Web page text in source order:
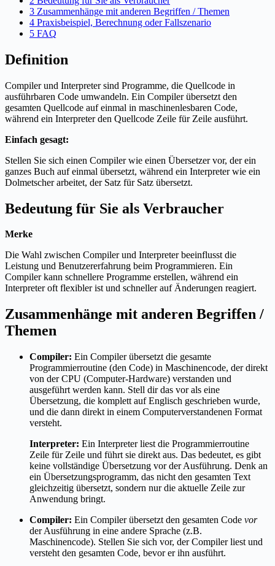
3 Zusammenhänge mit anderen Begriffen / Themen
4 Praxisbeispiel, Berechnung oder Fallszenario
5 FAQ
Definition
Compiler und Interpreter sind Programme, die Quellcode in
ausführbaren Code umwandeln. Ein Compiler übersetzt den
gesamten Quellcode auf einmal in maschinenlesbaren Code,
während ein Interpreter den Quellcode Zeile für Zeile ausführt.
Einfach gesagt:
Stellen Sie sich einen Compiler wie einen Übersetzer vor, der ein
ganzes Buch auf einmal übersetzt, während ein Interpreter wie ein
Dolmetscher arbeitet, der Satz für Satz übersetzt.
Bedeutung für Sie als Verbraucher
Merke
Die Wahl zwischen Compiler und Interpreter beeinflusst die
Leistung und Benutzererfahrung beim Programmieren. Ein
Compiler kann schnellere Programme erstellen, während ein
Interpreter oft flexibler ist und schneller auf Änderungen reagiert.
Zusammenhänge mit anderen Begriffen /
Themen
Compiler: Ein Compiler übersetzt die gesamte
Programmierroutine (den Code) in Maschinencode, der direkt
von der CPU (Computer-Hardware) verstanden und
ausgeführt werden kann. Stell dir das vor als eine
Übersetzung, die komplett auf Englisch geschrieben wurde,
und die dann direkt in einem Computerverstandenen Format
versteht.
Interpreter: Ein Interpreter liest die Programmierroutine
Zeile für Zeile und führt sie direkt aus. Das bedeutet, es gibt
keine vollständige Übersetzung vor der Ausführung. Denk an
ein Übersetzungsprogramm, das nicht den gesamten Text
gleichzeitig übersetzt, sondern nur die aktuelle Zeile zur
Anwendung bringt.
Compiler: Ein Compiler übersetzt den gesamten Code vor
der Ausführung in eine andere Sprache (z.B.
Maschinencode). Stellen Sie sich vor, der Compiler liest und
versteht den gesamten Code, bevor er ihn ausführt.